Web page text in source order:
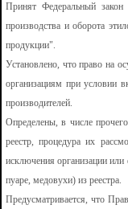
Принят Федеральный
производства и оборота
продукции".
Установлено, что право на
организациям при условии
производителей.
Определены, в числе
реестр, процедура их
исключения организации или
пуаре, медовухи) из реестра.
Предусматривается, что